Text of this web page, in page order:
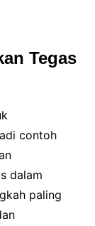
Tegas
contoh
dalam
paling